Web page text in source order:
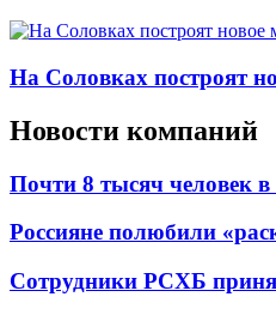
На Соловках построят
Новости компаний
Почти 8 тысяч человек
Россияне полюбили
Сотрудники РСХБ